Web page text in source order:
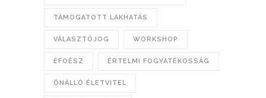
TÁMOGATOTT LAKHATÁS
VÁLASZTÓJOG WORKSHOP
ÉFOÉSZ ÉRTELMI FOGYATÉKOSSÁG
ÖNÁLLÓ ÉLETVITEL